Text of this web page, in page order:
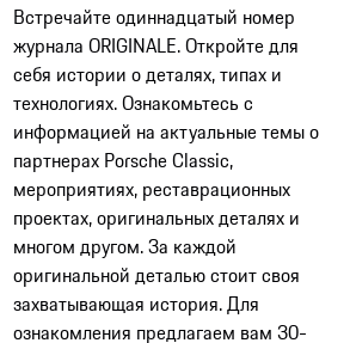
Встречайте одиннадцатый номер
журнала ORIGINALE. Откройте для
себя истории о деталях, типах и
технологиях. Ознакомьтесь с
информацией на актуальные темы о
партнерах Porsche Classic,
мероприятиях, реставрационных
проектах, оригинальных деталях и
многом другом. За каждой
оригинальной деталью стоит своя
захватывающая история. Для
ознакомления предлагаем вам 30-